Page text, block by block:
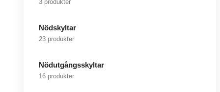
3 produkter
Nödskyltar
23 produkter
Nödutgångsskyltar
16 produkter